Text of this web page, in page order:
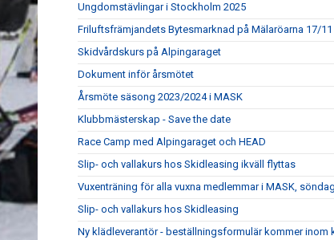
Ungdomstävlingar i Stockholm 2025
Friluftsfrämjandets Bytesmarknad på Mälaröarna 17/11
Skidvårdskurs på Alpingaraget
Dokument inför årsmötet
Årsmöte säsong 2023/2024 i MASK
Klubbmästerskap - Save the date
Race Camp med Alpingaraget och HEAD
Slip- och vallakurs hos Skidleasing ikväll flyttas
Vuxenträning för alla vuxna medlemmar i MASK,
Slip- och vallakurs hos Skidleasing
Ny klädleverantör - beställningsformulär kommer inom